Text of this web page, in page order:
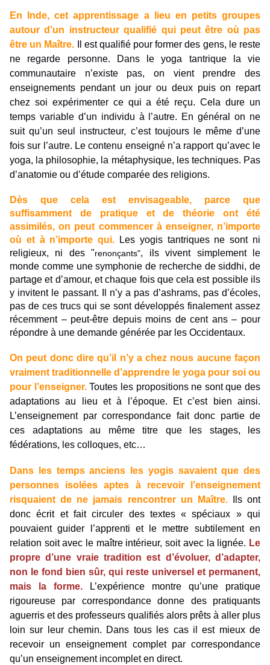
En Inde, cet apprentissage a lieu en petits groupes
autour d’un instructeur qualifié qui peut être où pas
être un Maître. Il est qualifié pour former des gens, le reste
ne regarde personne. Dans le yoga tantrique la vie
communautaire n’existe pas, on vient prendre des
enseignements pendant un jour ou deux puis on repart
chez soi expérimenter ce qui a été reçu. Cela dure un
temps variable d’un individu à l’autre. En général on ne
suit qu’un seul instructeur, c’est toujours le même d’une
fois sur l’autre. Le contenu enseigné n’a rapport qu’avec le
yoga, la philosophie, la métaphysique, les techniques. Pas
d’anatomie ou d’étude comparée des religions.
Dès que cela est envisageable, parce que
suffisamment de pratique et de théorie ont été
assimilés, on peut commencer à enseigner, n’importe
où et à n’importe qui. Les yogis tantriques ne sont ni
religieux, ni des "renonçants", ils vivent simplement le
monde comme une symphonie de recherche de siddhi, de
partage et d’amour, et chaque fois que cela est possible ils
y invitent le passant. Il n’y a pas d’ashrams, pas d’écoles,
pas de ces trucs qui se sont développés finalement assez
récemment – peut-être depuis moins de cent ans – pour
répondre à une demande générée par les Occidentaux.
On peut donc dire qu’il n’y a chez nous aucune façon
vraiment traditionnelle d’apprendre le yoga pour soi ou
pour l’enseigner.Toutes les propositions ne sont que des
adaptations au lieu et à l’époque. Et c’est bien ainsi.
L’enseignement par correspondance fait donc partie de
ces adaptations au même titre que les stages, les
fédérations, les colloques, etc…
Dans les temps anciens les yogis savaient que des
personnes isolées aptes à recevoir l’enseignement
risquaient de ne jamais rencontrer un Maître.Ils ont
donc écrit et fait circuler des textes « spéciaux » qui
pouvaient guider l’apprenti et le mettre subtilement en
relation soit avec le maître intérieur, soit avec la lignée. Le
propre d’une vraie tradition est d’évoluer, d’adapter,
non le fond bien sûr, qui reste universel et permanent,
mais la forme. L’expérience montre qu’une pratique
rigoureuse par correspondance donne des pratiquants
aguerris et des professeurs qualifiés alors prêts à aller plus
loin sur leur chemin. Dans tous les cas il est mieux de
recevoir un enseignement complet par correspondance
qu’un enseignement incomplet en direct.